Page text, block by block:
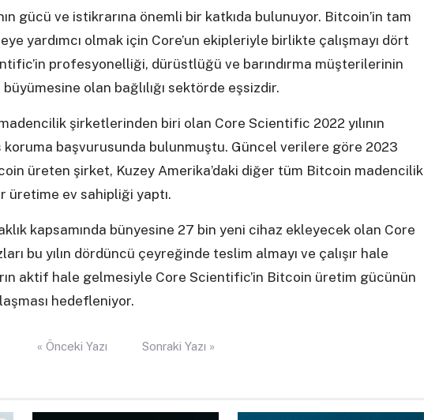
gücü ve istikrarına önemli bir katkıda bulunuyor. Bitcoin’in tam
yardımcı olmak için Core’un ekipleriyle birlikte çalışmayı dört
profesyonelliği, dürüstlüğü ve barındırma müşterilerinin
büyümesine olan bağlılığı sektörde eşsizdir.
şirketlerinden biri olan Core Scientific 2022 yılının
koruma başvurusunda bulunmuştu. Güncel verilere göre 2023
üreten şirket, Kuzey Amerika’daki diğer tüm Bitcoin madencilik
ev sahipliği yaptı.
kapsamında bünyesine 27 bin yeni cihaz ekleyecek olan Core
bu yılın dördüncü çeyreğinde teslim almayı ve çalışır hale
aktif hale gelmesiyle Core Scientific’in Bitcoin üretim gücünün
hedefleniyor.
« Önceki Yazı Sonraki Yazı »